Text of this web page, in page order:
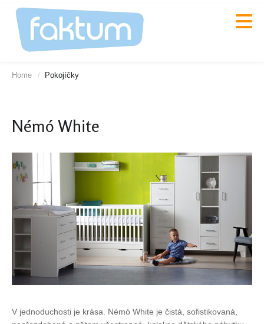
Home / Pokojíčky
Némó White
V jednoduchosti je krása. Némó White je čistá, sofistikovaná,